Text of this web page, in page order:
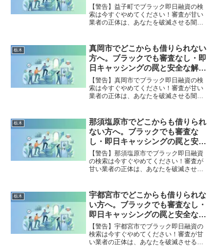
策
【警告】益子町でブラック即日融資の検
索は今すぐやめてください！審査が甘い
業者の正体は、あなたを破滅させる闇金
町で違法業者を避け、借金地獄から抜け
出した方々の実体験と確実な解決策を完
全公開。
栃木
真岡市でどこからも借りられない
方へ。ブラックでも審査なし・即
日キャッシングの罠と安全な解決
策
【警告】真岡市でブラック即日融資の検
索は今すぐやめてください！審査が甘い
業者の正体は、あなたを破滅させる闇金
市で違法業者を避け、借金地獄から抜け
出した方々の実体験と確実な解決策を完
全公開。
栃木
那須塩原市でどこからも借りられ
ない方へ。ブラックでも審査な
し・即日キャッシングの罠と安全
な解決策
【警告】那須塩原市でブラック即日融資
の検索は今すぐやめてください！審査が
甘い業者の正体は、あなたを破滅させる
那須塩原市で違法業者を避け、借金地獄
から抜け出した方々の実体験と確実な解
決策を完全公開。
栃木
宇都宮市でどこからも借りられな
い方へ。ブラックでも審査なし・
即日キャッシングの罠と安全な解
決策
【警告】宇都宮市でブラック即日融資の
検索は今すぐやめてください！審査が甘
い業者の正体は、あなたを破滅させる闇